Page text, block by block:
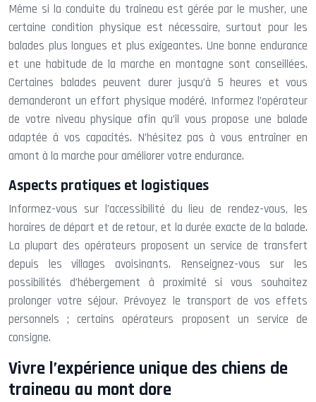
Même si la conduite du traineau est gérée par le musher, une
certaine condition physique est nécessaire, surtout pour les
balades plus longues et plus exigeantes. Une bonne endurance
et une habitude de la marche en montagne sont conseillées.
Certaines balades peuvent durer jusqu’à 5 heures et vous
demanderont un effort physique modéré. Informez l’opérateur
de votre niveau physique afin qu’il vous propose une balade
adaptée à vos capacités. N’hésitez pas à vous entraîner en
amont à la marche pour améliorer votre endurance.
Aspects pratiques et logistiques
Informez-vous sur l’accessibilité du lieu de rendez-vous, les
horaires de départ et de retour, et la durée exacte de la balade.
La plupart des opérateurs proposent un service de transfert
depuis les villages avoisinants. Renseignez-vous sur les
possibilités d’hébergement à proximité si vous souhaitez
prolonger votre séjour. Prévoyez le transport de vos effets
personnels ; certains opérateurs proposent un service de
consigne.
Vivre l’expérience unique des chiens de
traineau au mont dore